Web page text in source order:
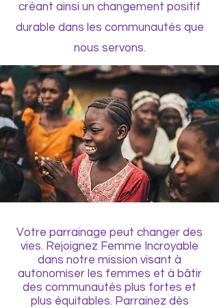
créant ainsi un changement positif
durable dans les communautés que
nous servons.
Votre parrainage peut changer des
vies. Rejoignez Femme Incroyable
dans notre mission visant à
autonomiser les femmes et à bâtir
des communautés plus fortes et
plus équitables. Parrainez dès